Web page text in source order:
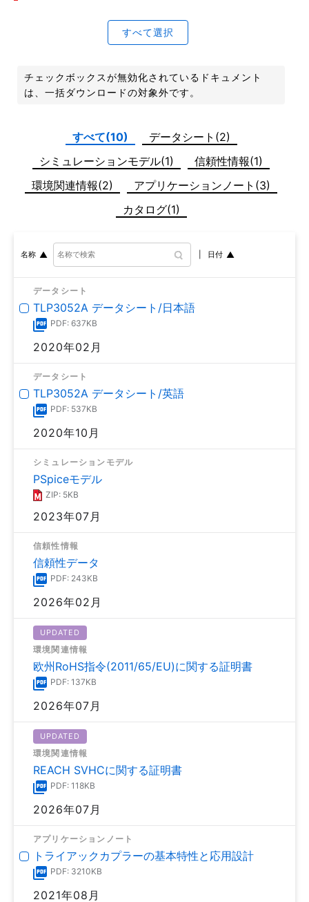
すべて選択
チェックボックスが無効化されているドキュメント
は、一括ダウンロードの対象外です。
すべて(10)
データシート(2)
シミュレーションモデル(1)
信頼性情報(1)
環境関連情報(2)
アプリケーションノート(3)
カタログ(1)
名称 日付
データシート
TLP3052A データシート/日本語
PDF: 637KB
2020年02月
データシート
TLP3052A データシート/英語
PDF: 537KB
2020年10月
シミュレーションモデル
PSpiceモデル
ZIP: 5KB
2023年07月
信頼性情報
信頼性データ
PDF: 243KB
2026年02月
UPDATED
環境関連情報
欧州RoHS指令(2011/65/EU)に関する証明書
PDF: 137KB
2026年07月
UPDATED
環境関連情報
REACH SVHCに関する証明書
PDF: 118KB
2026年07月
アプリケーションノート
トライアックカプラーの基本特性と応用設計
PDF: 3210KB
2021年08月